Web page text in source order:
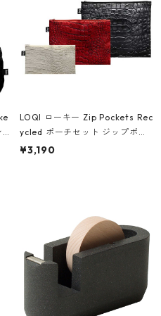
LOQI ローキー Zip Pockets Rec
ycled ポーチセット ジップポケ
ット ファスナーポーチ 撥水加工
¥3,190